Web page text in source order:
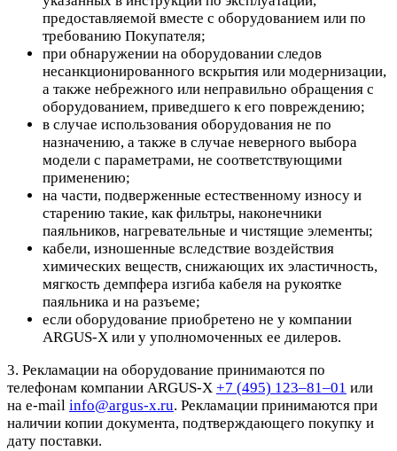
предоставляемой вместе с оборудованием или по
требованию Покупателя;
при обнаружении на оборудовании следов
несанкционированного вскрытия или модернизации,
а также небрежного или неправильно обращения с
оборудованием, приведшего к его повреждению;
в случае использования оборудования не по
назначению, а также в случае неверного выбора
модели с параметрами, не соответствующими
применению;
на части, подверженные естественному износу и
старению такие, как фильтры, наконечники
паяльников, нагревательные и чистящие элементы;
кабели, изношенные вследствие воздействия
химических веществ, снижающих их эластичность,
мягкость демпфера изгиба кабеля на рукоятке
паяльника и на разъеме;
если оборудование приобретено не у компании
ARGUS-X или у уполномоченных ее дилеров.
3. Рекламации на оборудование принимаются по
телефонам компании ARGUS-X +7 (495) 123–81–01 или
на e-mail info@argus-x.ru. Рекламации принимаются при
наличии копии документа, подтверждающего покупку и
дату поставки.